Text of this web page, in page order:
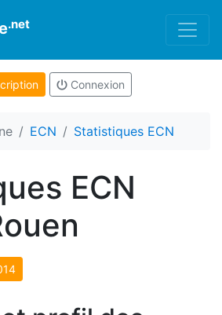
.net
Connexion
ECN Statistiques ECN
ECN